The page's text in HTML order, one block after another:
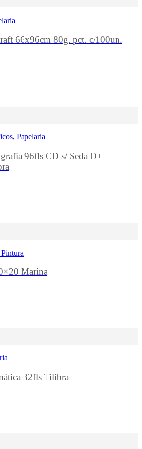
66x96cm 80g. pct. c/100un.
, Papelaria
96fls CD s/ Seda D+
Marina
32fls Tilibra